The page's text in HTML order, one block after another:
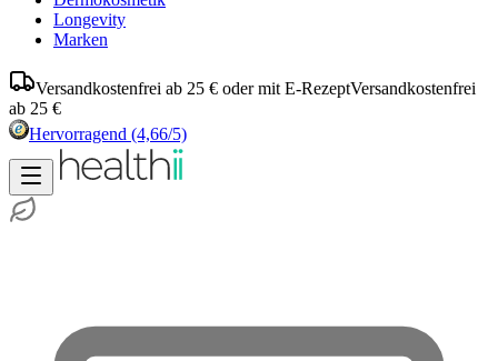
Longevity
Marken
Versandkostenfrei ab 25 € oder mit E-RezeptVersandkostenfrei
ab 25 €
Hervorragend (4,66/5)